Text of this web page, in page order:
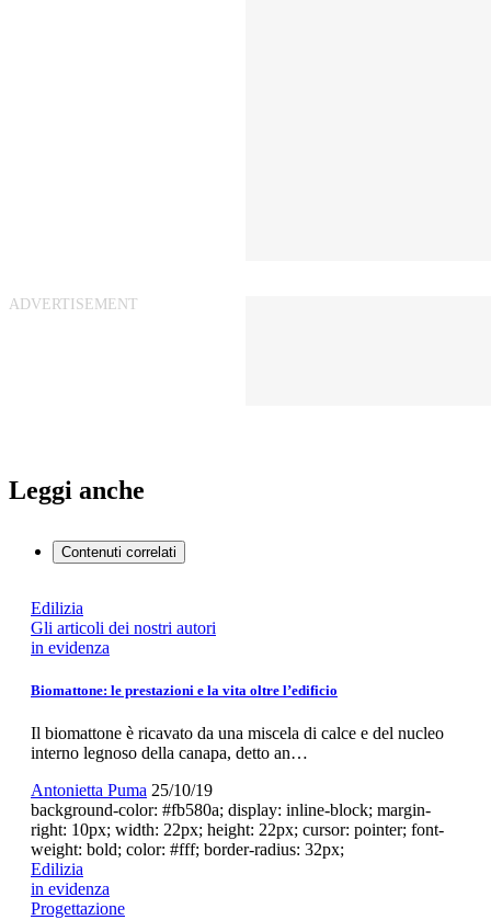
Leggi anche
Contenuti correlati
Edilizia
Gli articoli dei nostri autori
in evidenza
Biomattone: le prestazioni e la vita oltre l’edificio
Il biomattone è ricavato da una miscela di calce e del nucleo
interno legnoso della canapa, detto an…
Antonietta Puma 25/10/19
background-color: #fb580a; display: inline-block; margin-
right: 10px; width: 22px; height: 22px; cursor: pointer; font-
weight: bold; color: #fff; border-radius: 32px;
Edilizia
in evidenza
Progettazione